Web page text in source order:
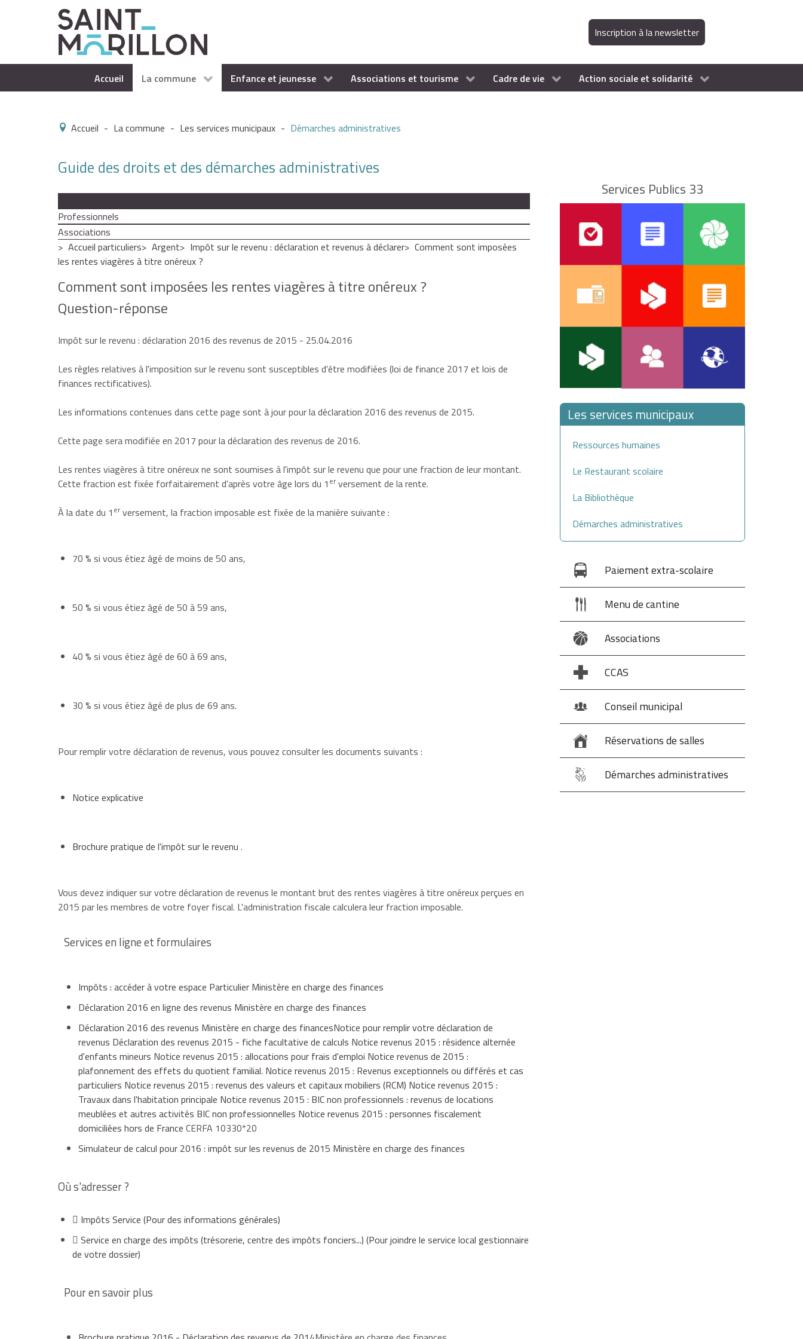
Inscription à la newsletter
Accueil La commune Enfance et jeunesse Associations et tourisme Cadre de vie Action sociale et solidarité
Accueil - La commune - Les services municipaux - Démarches administratives
Guide des droits et des démarches administratives
Professionnels
Associations
Accueil particuliers
Argent Impôt sur le revenu : déclaration et revenus à déclarer
Comment sont imposées
les rentes viagères à titre onéreux ?
Comment sont imposées les rentes viagères à titre onéreux ?
Question-réponse
Impôt sur le revenu : déclaration 2016 des revenus de 2015 - 25.04.2016
Les règles relatives à l'imposition sur le revenu sont susceptibles d'être modifiées (loi de finance 2017 et lois de
finances rectificatives).
Les informations contenues dans cette page sont à jour pour la déclaration 2016 des revenus de 2015.
Cette page sera modifiée en 2017 pour la déclaration des revenus de 2016.
Les rentes viagères à titre onéreuxne sont soumises à l'impôt sur le revenu que pour une fraction de leur montant.
Cette fraction est fixée forfaitairement d'après votre âge lors du 1 er versement de la rente.
À la date du 1 er versement, la fraction imposable est fixée de la manière suivante :
70 % si vous étiez âgé de moins de 50 ans,
50 % si vous étiez âgé de 50 à 59 ans,
40 % si vous étiez âgé de 60 à 69 ans,
30 % si vous étiez âgé de plus de 69 ans.
Pour remplir votre déclaration de revenus, vous pouvez consulter les documents suivants :
Notice explicative
Brochure pratique de l'impôt sur le revenu .
Vous devez indiquer sur votre déclaration de revenus le montant brut des rentes viagères à titre onéreux perçues en
2015 par les membres de votre foyer fiscal. L'administration fiscale calculera leur fraction imposable.
Services en ligne et formulaires
Impôts : accéder à votre espace Particulier Ministère en charge des finances
Déclaration 2016 en ligne des revenus Ministère en charge des finances
Déclaration 2016 des revenus Ministère en charge des financesNotice pour remplir votre déclaration de
revenus Déclaration des revenus 2015 - fiche facultative de calculs Notice revenus 2015 : résidence alternée
d'enfants mineurs Notice revenus 2015 : allocations pour frais d'emploi Notice revenus de 2015 :
plafonnement des effets du quotient familial. Notice revenus 2015 : Revenus exceptionnels ou différés et cas
particuliers Notice revenus 2015 : revenus des valeurs et capitaux mobiliers (RCM) Notice revenus 2015 :
Travaux dans l'habitation principale Notice revenus 2015 : BIC non professionnels : revenus de locations
meublées et autres activités BIC non professionnelles Notice revenus 2015 : personnes fiscalement
domiciliées hors de France CERFA 10330*20
Simulateur de calcul pour 2016 : impôt sur les revenus de 2015 Ministère en charge des finances
Où s'adresser ?
Impôts Service (Pour des informations générales)
Service en charge des impôts (trésorerie, centre des impôts fonciers...) (Pour joindre le service local gestionnaire
de votre dossier)
Pour en savoir plus
Services Publics 33
Les services municipaux
Ressources humaines
Le Restaurant scolaire
La Bibliothèque
Démarches administratives
Paiement extra-scolaire
Menu de cantine
Associations
CCAS
Conseil municipal
Réservations de salles
Démarches administratives